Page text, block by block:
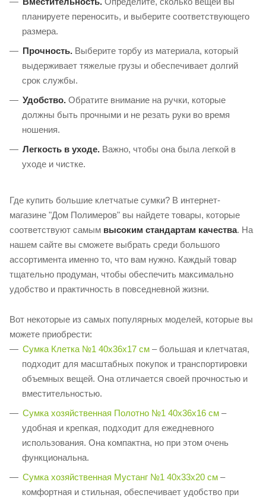
планируете переносить, и выберите соответствующего
размера.
Прочность. Выберите торбу из материала, который
выдерживает тяжелые грузы и обеспечивает долгий
срок службы.
Удобство. Обратите внимание на ручки, которые
должны быть прочными и не резать руки во время
ношения.
Легкость в уходе. Важно, чтобы она была легкой в
уходе и чистке.
Где купить большие клетчатые сумки? В интернет-
магазине "Дом Полимеров" вы найдете товары, которые
соответствуют самым высоким стандартам качества. На
нашем сайте вы сможете выбрать среди большого
ассортимента именно то, что вам нужно. Каждый товар
тщательно продуман, чтобы обеспечить максимально
удобство и практичность в повседневной жизни.
Вот некоторые из самых популярных моделей, которые вы
можете приобрести:
Сумка Клетка №1 40х36х17 см – большая и клетчатая,
подходит для масштабных покупок и транспортировки
объемных вещей. Она отличается своей прочностью и
вместительностью.
Сумка хозяйственная Полотно №1 40x36х16 см –
удобная и крепкая, подходит для ежедневного
использования. Она компактна, но при этом очень
функциональна.
Сумка хозяйственная Мустанг №1 40х33х20 см –
комфортная и стильная, обеспечивает удобство при